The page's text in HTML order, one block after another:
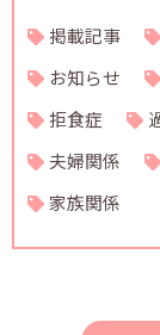
掲載記事
お知らせ
拒食症
夫婦関係
家族関係